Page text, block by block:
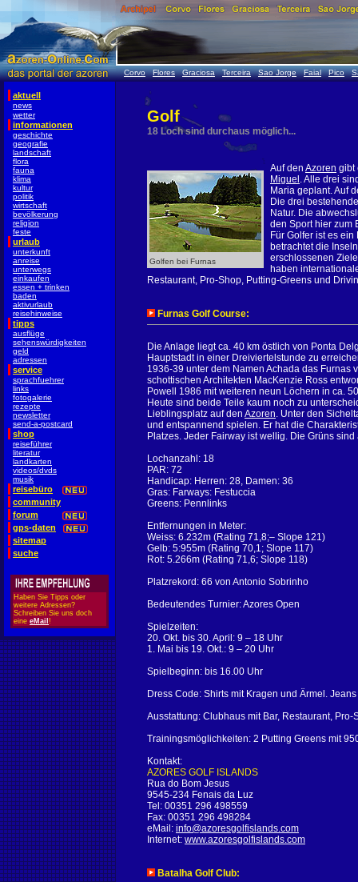
Corvo Flores Graciosa Terceira Sao Jorge Faial Pico
aktuell
news
wetter
informationen
geschichte
geografie
landschaft
flora
fauna
klima
kultur
politik
wirtschaft
bevölkerung
religion
feste
urlaub
unterkunft
anreise
unterwegs
einkaufen
essen + trinken
baden
aktivurlaub
reisehinweise
tipps
ausflüge
sehenswürdigkeiten
geld
adressen
service
sprachfuehrer
links
fotogalerie
rezepte
newsletter
send-a-postcard
shop
reiseführer
literatur
landkarten
videos/dvds
musik
reisebüro
community
forum
gps-daten
sitemap
suche
Haben Sie Tipps oder
weitere Adressen?
Schreiben Sie uns doch
eine eMail !
Golf
18 Loch sind durchaus möglich...
Golfen bei Furnas
Auf den Azoren gibt
Miguel . Alle drei
Maria geplant. Auf
Die drei
Natur. Die
den Sport hier zum
Für Golfer ist es
betrachtet die
erschlossenen
haben
Restaurant, Pro-Shop, Putting-Greens und
Furnas Golf Course:
Die Anlage liegt ca. 40 km östlich von Ponta
Hauptstadt in einer Dreiviertelstunde zu
1936-39 unter dem Namen Achada das Furnas
schottischen Architekten MacKenzie Ross
Powell 1986 mit weiteren neun Löchern in ca.
Heute sind beide Teile kaum noch zu
Lieblingsplatz auf den Azoren. Unter den
und entspannend spielen. Er hat die
Platzes. Jeder Fairway ist wellig. Die Grüns
Lochanzahl: 18
PAR: 72
Handicap: Herren: 28, Damen: 36
Gras: Farways: Festuccia
Greens: Pennlinks
Entfernungen in Meter:
Weiss: 6.232m (Rating 71,8;– Slope 121)
Gelb: 5:955m (Rating 70,1; Slope 117)
Rot: 5.266m (Rating 71,6; Slope 118)
Platzrekord: 66 von Antonio Sobrinho
Bedeutendes Turnier: Azores Open
Spielzeiten:
20. Okt. bis 30. April: 9 – 18 Uhr
1. Mai bis 19. Okt.: 9 – 20 Uhr
Spielbeginn: bis 16.00 Uhr
Dress Code: Shirts mit Kragen und Ärmel.
Ausstattung: Clubhaus mit Bar, Restaurant,
Trainingsmöglichkeiten: 2 Putting Greens mit
Kontakt:
AZORES GOLF ISLANDS
Rua do Bom Jesus
9545-234 Fenais da Luz
Tel: 00351 296 498559
Fax: 00351 296 498284
eMail: info@azoresgolfislands.com
Internet: www.azoresgolfislands.com
Batalha Golf Club: